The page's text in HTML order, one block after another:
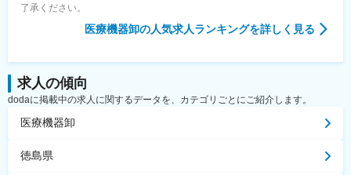
了承ください。
医療機器卸の人気求人ランキングを詳しく見る
求人の傾向
dodaに掲載中の求人に関するデータを、カテゴリごとにご紹介します。
医療機器卸
徳島県